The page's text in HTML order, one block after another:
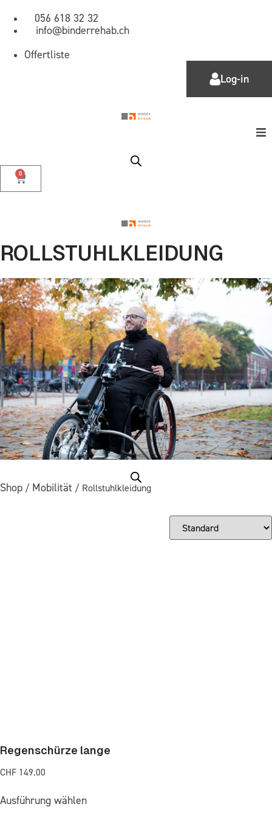
056 618 32 32
info@binderrehab.ch
Offertliste
Log-in
Shop
Mieten
Service & Wartung
Unternehmen
0
ROLLSTUHLKLEIDUNG
Shop / Mobilität / Rollstuhlkleidung
Regenschürze lange
CHF 149.00
Ausführung wählen